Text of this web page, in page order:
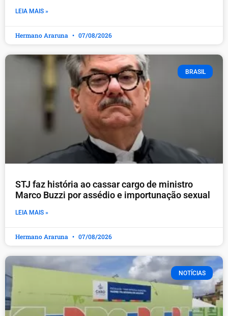
LEIA MAIS »
Hermano Araruna 07/08/2026
BRASIL
STJ faz história ao cassar cargo de ministro
Marco Buzzi por assédio e importunação sexual
LEIA MAIS »
Hermano Araruna 07/08/2026
NOTÍCIAS